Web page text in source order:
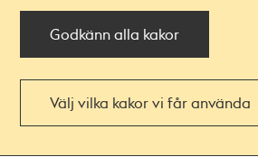
Godkänn alla kakor
Välj vilka kakor vi får använda